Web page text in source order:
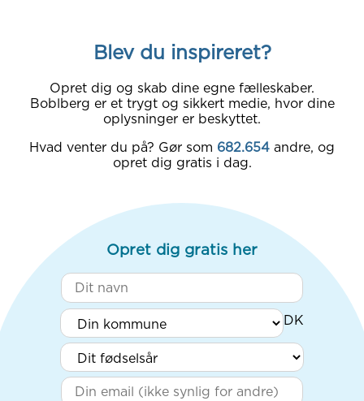
Blev du inspireret?
Opret dig og skab dine egne fælleskaber.
Boblberg er et trygt og sikkert medie, hvor dine
oplysninger er beskyttet.
Hvad venter du på? Gør som 682.654 andre, og
opret dig gratis i dag.
Opret dig gratis her